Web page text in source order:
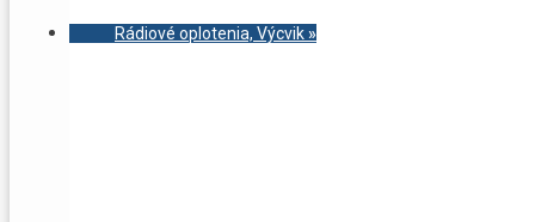
Rádiové oplotenia, Výcvik»